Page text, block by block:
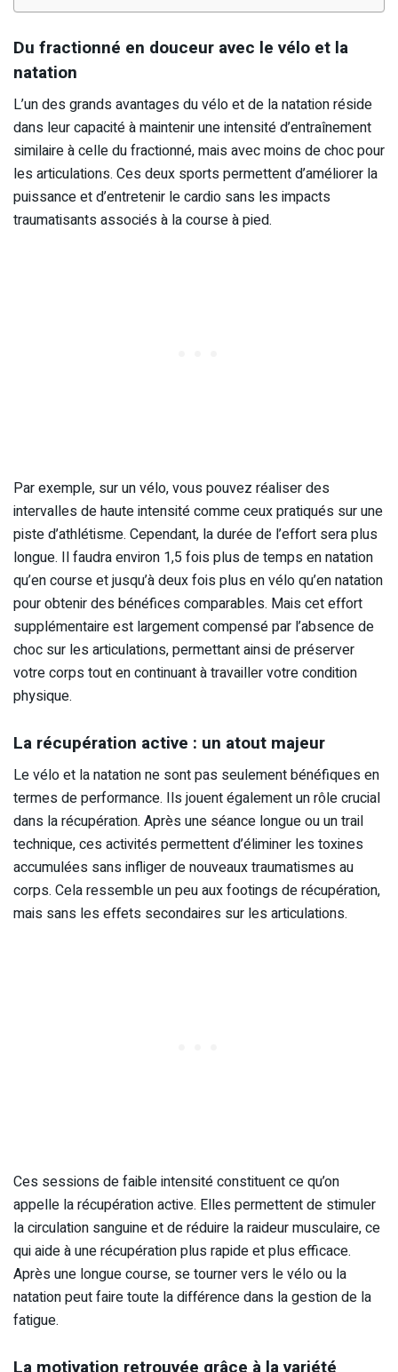
Du fractionné en douceur avec le vélo et la
natation
L’un des grands avantages du vélo et de la natation réside
dans leur capacité à maintenir une intensité d’entraînement
similaire à celle du fractionné, mais avec moins de choc pour
les articulations. Ces deux sports permettent d’améliorer la
puissance et d’entretenir le cardio sans les impacts
traumatisants associés à la course à pied.
Par exemple, sur un vélo, vous pouvez réaliser des
intervalles de haute intensité comme ceux pratiqués sur une
piste d’athlétisme. Cependant, la durée de l’effort sera plus
longue. Il faudra environ 1,5 fois plus de temps en natation
qu’en course et jusqu’à deux fois plus en vélo qu’en natation
pour obtenir des bénéfices comparables. Mais cet effort
supplémentaire est largement compensé par l’absence de
choc sur les articulations, permettant ainsi de préserver
votre corps tout en continuant à travailler votre condition
physique.
La récupération active : un atout majeur
Le vélo et la natation ne sont pas seulement bénéfiques en
termes de performance. Ils jouent également un rôle crucial
dans la récupération. Après une séance longue ou un trail
technique, ces activités permettent d’éliminer les toxines
accumulées sans infliger de nouveaux traumatismes au
corps. Cela ressemble un peu aux footings de récupération,
mais sans les effets secondaires sur les articulations.
Ces sessions de faible intensité constituent ce qu’on
appelle la récupération active. Elles permettent de stimuler
la circulation sanguine et de réduire la raideur musculaire, ce
qui aide à une récupération plus rapide et plus efficace.
Après une longue course, se tourner vers le vélo ou la
natation peut faire toute la différence dans la gestion de la
fatigue.